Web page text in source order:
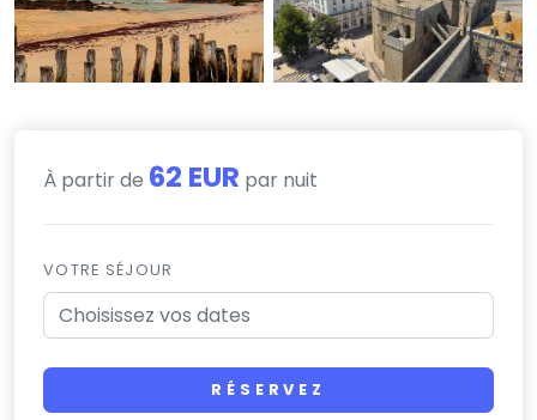
À partir de 62 EUR par nuit
VOTRE SÉJOUR
RÉSERVEZ